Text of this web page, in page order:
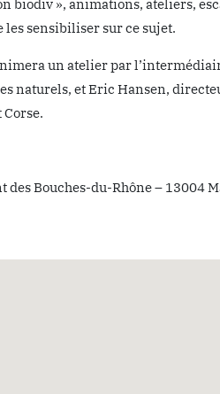
biodiv », animations, ateliers,
les sensibiliser sur ce sujet.
un atelier par
naturels, et Eric Hansen,
Corse.
des Bouches-du-Rhône – 13004